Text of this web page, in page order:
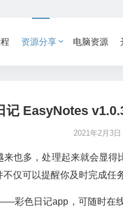
资源分享 电脑资源
记 EasyNotes
2021年2月3日
也多，处理起来就会显
仅可以提醒你及时完成任
彩色日记app，可随时在